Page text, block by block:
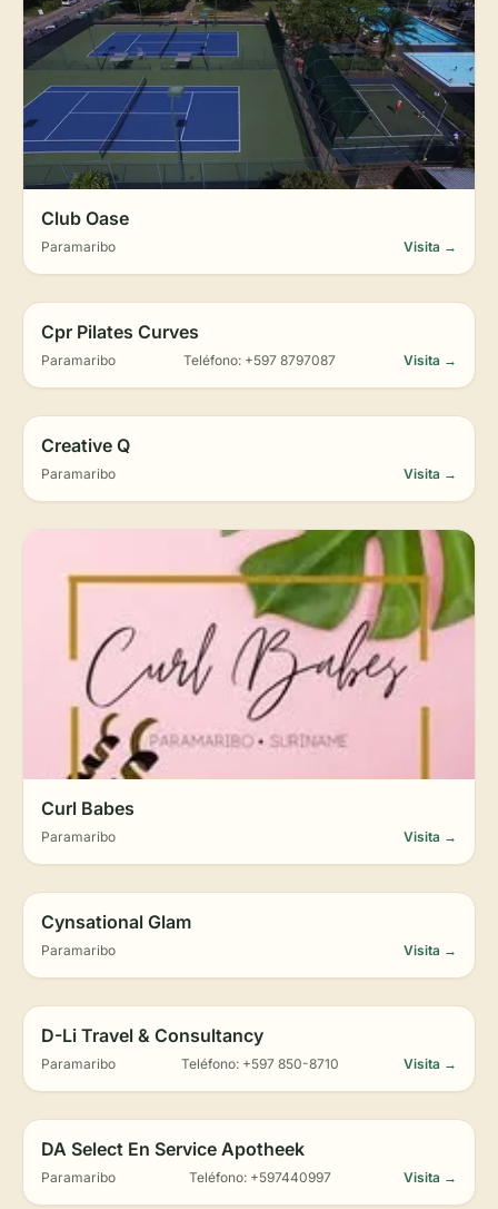
Club Oase
Paramaribo Visita →
Cpr Pilates Curves
Paramaribo Teléfono: +597 8797087 Visita →
Creative Q
Paramaribo Visita →
Curl Babes
Paramaribo Visita →
Cynsational Glam
Paramaribo Visita →
D-Li Travel & Consultancy
Paramaribo Teléfono: +597 850-8710 Visita →
DA Select En Service Apotheek
Paramaribo Teléfono: +597440997 Visita →